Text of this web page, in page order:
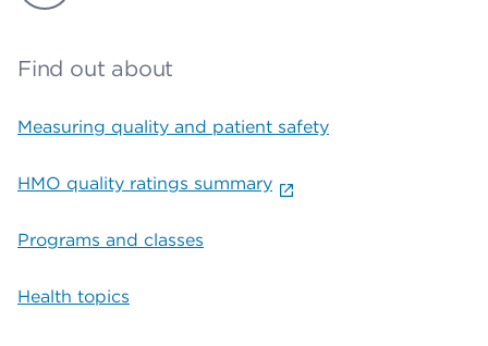
Find out about
Measuring quality and patient safety
HMO quality ratings summary
Programs and classes
Health topics